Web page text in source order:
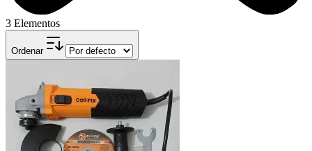
3 Elementos
Ordenar